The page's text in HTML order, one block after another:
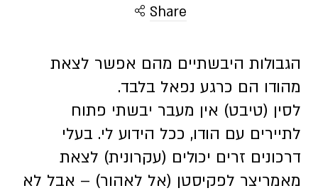
Share
הגבולות היבשתיים מהם אפשר לצאת
מהודו הם כרגע נפאל בלבד.
לסין (טיבט) אין מעבר יבשתי פתוח
לתיירים עם הודו, ככל הידוע לי. בעלי
דרכונים זרים יכולים (עקרונית) לצאת
מאמריצר לפקיסטן (אל לאהור) – אבל לא